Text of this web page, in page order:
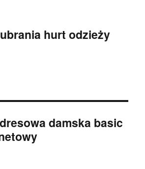
hurt odzieży
damska basic